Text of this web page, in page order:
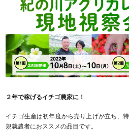
２年で稼げるイチゴ農家に！
イチゴ生産は初年度から売り上げが立ち、
規就農者におススメの品目です。